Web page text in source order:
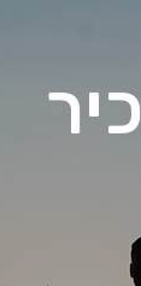
במסע
ביחד,
את